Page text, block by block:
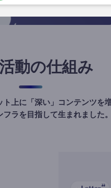
動の仕組み
ト上に「深い」コンテンツを
ラを目指して生まれました。